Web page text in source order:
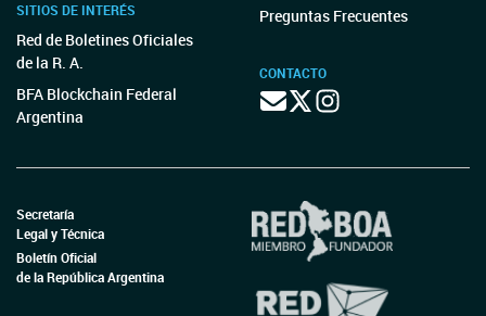
SITIOS DE INTERÉS
Red de Boletines Oficiales
de la R. A.
BFA Blockchain Federal
Argentina
Preguntas Frecuentes
CONTACTO
Secretaría
Legal y Técnica
Boletín Oficial
de la República Argentina